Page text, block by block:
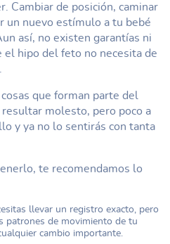
Cambiar de posición, caminar
un nuevo estímulo a tu bebé
así, no existen garantías ni
el hipo del feto no necesita de
que forman parte del
molesto, pero poco a
y ya no lo sentirás con tanta
te recomendamos lo
llevar un registro exacto, pero
patrones de movimiento de tu
cambio importante.